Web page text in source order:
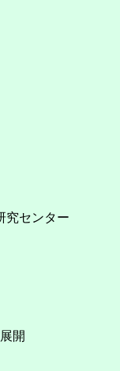
究センター
開